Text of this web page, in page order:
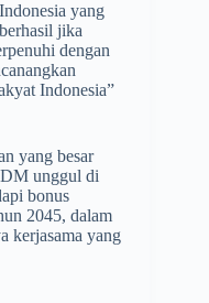
yang
jika
dengan
Indonesia”
yang besar
unggul di
bonus
2045, dalam
kerjasama yang